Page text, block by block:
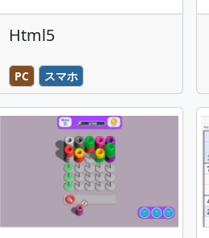
Html5
PC スマホ